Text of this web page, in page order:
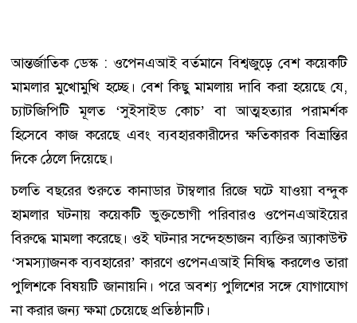
আন্তর্জাতিক ডেস্ক : ওপেনএআই বর্তমানে বিশ্বজুড়ে বেশ কয়েকটি
মামলার মুখোমুখি হচ্ছে। বেশ কিছু মামলায় দাবি করা হয়েছে যে,
চ্যাটজিপিটি মূলত ‘সুইসাইড কোচ’ বা আত্মহত্যার পরামর্শক
হিসেবে কাজ করেছে এবং ব্যবহারকারীদের ক্ষতিকারক বিভ্রান্তির
দিকে ঠেলে দিয়েছে।
চলতি বছরের শুরুতে কানাডার টাম্বলার রিজে ঘটে যাওয়া বন্দুক
হামলার ঘটনায় কয়েকটি ভুক্তভোগী পরিবারও ওপেনএআইয়ের
বিরুদ্ধে মামলা করেছে। ওই ঘটনার সন্দেহভাজন ব্যক্তির অ্যাকাউন্ট
‘সমস্যাজনক ব্যবহারের’ কারণে ওপেনএআই নিষিদ্ধ করলেও তারা
পুলিশকে বিষয়টি জানায়নি। পরে অবশ্য পুলিশের সঙ্গে যোগাযোগ
না করার জন্য ক্ষমা চেয়েছে প্রতিষ্ঠানটি।